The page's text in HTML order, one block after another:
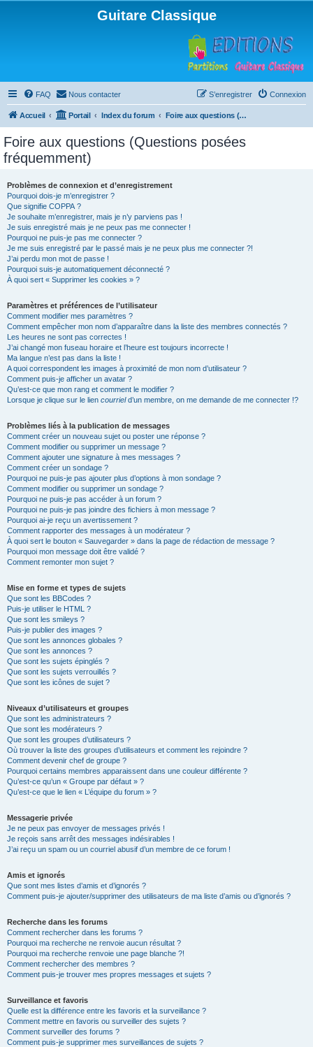
Guitare Classique
FAQ Nous contacter Connexion
S’enregistrer
Accueil Portail Index du forum Foire aux questions (Questions posées fréquemment)
Foire aux questions (Questions posées
fréquemment)
Problèmes de connexion et d’enregistrement
Pourquoi dois-je m’enregistrer ?
Que signifie COPPA ?
Je souhaite m’enregistrer, mais je n’y parviens pas !
Je suis enregistré mais je ne peux pas me connecter !
Pourquoi ne puis-je pas me connecter ?
Je me suis enregistré par le passé mais je ne peux plus me connecter ?!
J’ai perdu mon mot de passe !
Pourquoi suis-je automatiquement déconnecté ?
À quoi sert « Supprimer les cookies » ?
Paramètres et préférences de l’utilisateur
Comment modifier mes paramètres ?
Comment empêcher mon nom d’apparaître dans la liste des membres connectés ?
Les heures ne sont pas correctes !
J’ai changé mon fuseau horaire et l’heure est toujours incorrecte !
Ma langue n’est pas dans la liste !
A quoi correspondent les images à proximité de mon nom d’utilisateur ?
Comment puis-je afficher un avatar ?
Qu’est-ce que mon rang et comment le modifier ?
Lorsque je clique sur le lien courrield’un membre, on me demande de me connecter !?
Problèmes liés à la publication de messages
Comment créer un nouveau sujet ou poster une réponse ?
Comment modifier ou supprimer un message ?
Comment ajouter une signature à mes messages ?
Comment créer un sondage ?
Pourquoi ne puis-je pas ajouter plus d’options à mon sondage ?
Comment modifier ou supprimer un sondage ?
Pourquoi ne puis-je pas accéder à un forum ?
Pourquoi ne puis-je pas joindre des fichiers à mon message ?
Pourquoi ai-je reçu un avertissement ?
Comment rapporter des messages à un modérateur ?
À quoi sert le bouton « Sauvegarder » dans la page de rédaction de message ?
Pourquoi mon message doit être validé ?
Comment remonter mon sujet ?
Mise en forme et types de sujets
Que sont les BBCodes ?
Puis-je utiliser le HTML ?
Que sont les smileys ?
Puis-je publier des images ?
Que sont les annonces globales ?
Que sont les annonces ?
Que sont les sujets épinglés ?
Que sont les sujets verrouillés ?
Que sont les icônes de sujet ?
Niveaux d’utilisateurs et groupes
Que sont les administrateurs ?
Que sont les modérateurs ?
Que sont les groupes d’utilisateurs ?
Où trouver la liste des groupes d’utilisateurs et comment les rejoindre ?
Comment devenir chef de groupe ?
Pourquoi certains membres apparaissent dans une couleur différente ?
Qu’est-ce qu’un « Groupe par défaut » ?
Qu’est-ce que le lien « L’équipe du forum » ?
Messagerie privée
Je ne peux pas envoyer de messages privés !
Je reçois sans arrêt des messages indésirables !
J’ai reçu un spam ou un courriel abusif d’un membre de ce forum !
Amis et ignorés
Que sont mes listes d’amis et d’ignorés ?
Comment puis-je ajouter/supprimer des utilisateurs de ma liste d’amis ou d’ignorés ?
Recherche dans les forums
Comment rechercher dans les forums ?
Pourquoi ma recherche ne renvoie aucun résultat ?
Pourquoi ma recherche renvoie une page blanche ?!
Comment rechercher des membres ?
Comment puis-je trouver mes propres messages et sujets ?
Surveillance et favoris
Quelle est la différence entre les favoris et la surveillance ?
Comment mettre en favoris ou surveiller des sujets ?
Comment surveiller des forums ?
Comment puis-je supprimer mes surveillances de sujets ?